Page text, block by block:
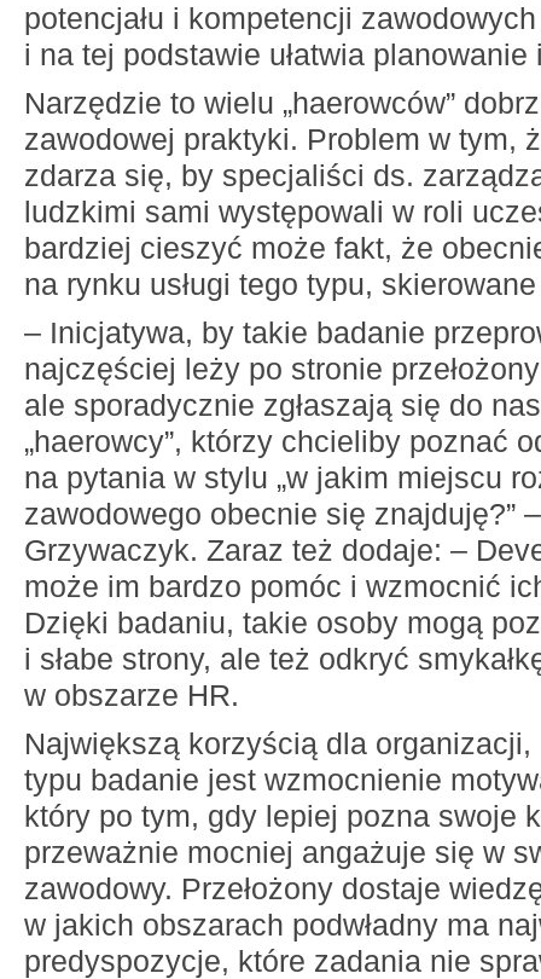
potencjału i kompetencji
i na tej podstawie ułatwia planowanie
Narzędzie to wielu „haerowców”
zawodowej praktyki. Problem w tym,
zdarza się, by specjaliści ds.
ludzkimi sami występowali w roli
bardziej cieszyć może fakt, że
na rynku usługi tego typu,
– Inicjatywa, by takie badanie
najczęściej leży po stronie
ale sporadycznie zgłaszają się do
„haerowcy”, którzy chcieliby poznać
na pytania w stylu „w jakim miejscu
zawodowego obecnie się znajduję?”
Grzywaczyk. Zaraz też dodaje: –
może im bardzo pomóc i wzmocnić
Dzięki badaniu, takie osoby mogą
i słabe strony, ale też odkryć
w obszarze HR.
Największą korzyścią dla
typu badanie jest wzmocnienie
który po tym, gdy lepiej pozna swoje
przeważnie mocniej angażuje się w
zawodowy. Przełożony dostaje
w jakich obszarach podwładny ma
predyspozycje, które zadania nie